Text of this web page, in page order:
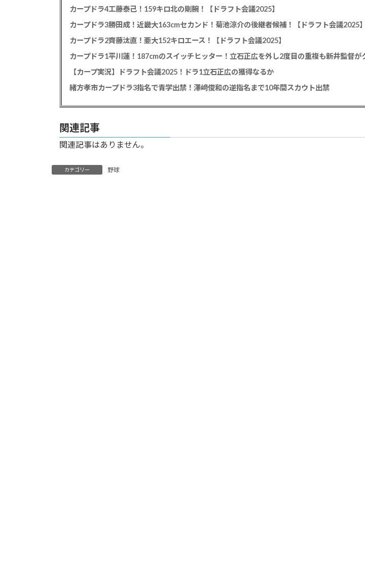
カープドラ4工藤泰己！159キロ北の剛腕！【ドラフト会議2025】
カープドラ3勝田成！近畿大163cmセカンド！菊池涼介の後継者候補！【ドラフト会議2025】
カープドラ2齊藤汰直！亜大152キロエース！【ドラフト会議2025】
【カープ実況】ドラフト会議2025！ドラ1立石正広の獲得なるか
緒方孝市カープドラ3指名で青学出禁！澤﨑俊和の逆指名まで10年間スカウト出禁
関連記事
関連記事はありません。
カテゴリー 野球